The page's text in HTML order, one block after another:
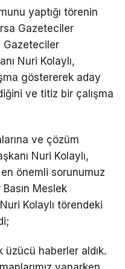
yaptığı törenin
Gazeteciler
Gazeteciler
Nuri Kolaylı,
göstererek aday
ve titiz bir çalışma
ve çözüm
Nuri Kolaylı,
en önemli sorunumuz
Meslek
Nuri Kolaylı törendeki
haberler aldık.